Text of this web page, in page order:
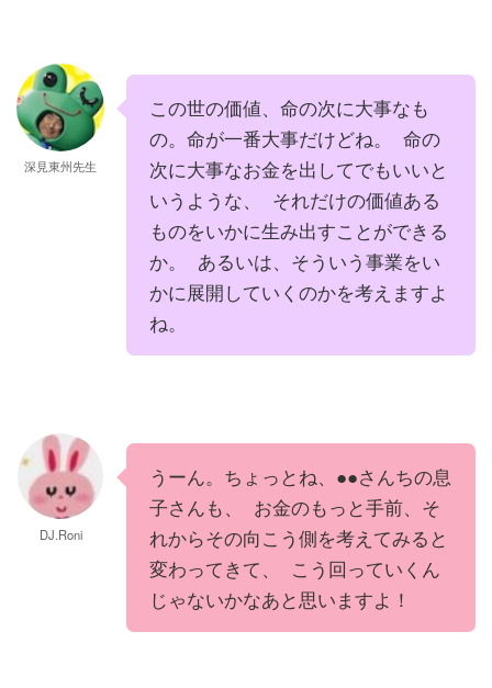
深見東州先生
この世の価値、命の次に大事なも
の。命が一番大事だけどね。 命の
次に大事なお金を出してでもいいと
いうような、 それだけの価値ある
ものをいかに生み出すことができる
か。 あるいは、そういう事業をい
かに展開していくのかを考えますよ
ね。
DJ.Roni
うーん。ちょっとね、●●さんちの息
子さんも、 お金のもっと手前、そ
れからその向こう側を考えてみると
変わってきて、 こう回っていくん
じゃないかなあと思いますよ！